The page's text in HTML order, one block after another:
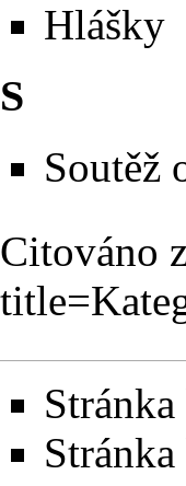
Hlášky
S
Soutěž
Citováno